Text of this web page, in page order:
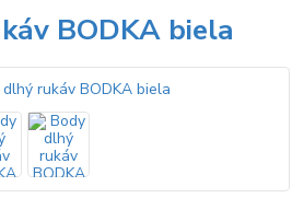
BODKA biela